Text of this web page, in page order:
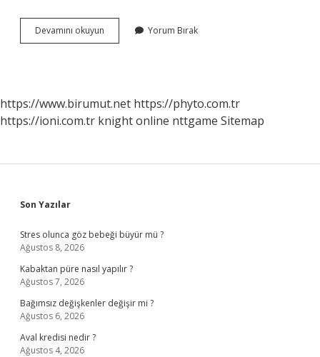
Devamını okuyun Televizyonda
Wi-
Yorum Bırak
https://www.birumut.net https://phyto.com.tr
https://ioni.com.tr knight online nttgame Sitemap
Sidebar
Son Yazılar
Stres olunca göz bebeği büyür mü ?
Ağustos 8, 2026
Kabaktan püre nasıl yapılır ?
Ağustos 7, 2026
Bağımsız değişkenler değişir mi ?
Ağustos 6, 2026
Aval kredisi nedir ?
Ağustos 4, 2026